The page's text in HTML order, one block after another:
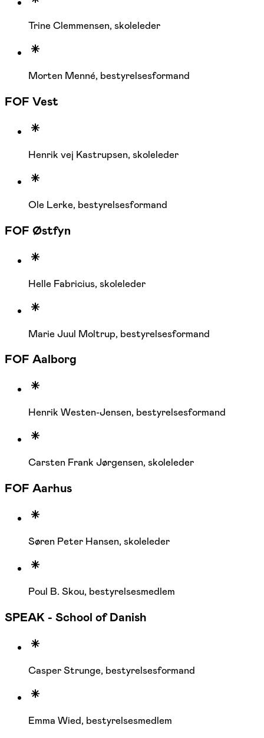
Trine Clemmensen, skoleleder
Morten Menné, bestyrelsesformand
FOF Vest
Henrik vej Kastrupsen, skoleleder
Ole Lerke, bestyrelsesformand
FOF Østfyn
Helle Fabricius, skoleleder
Marie Juul Moltrup, bestyrelsesformand
FOF Aalborg
Henrik Westen-Jensen, bestyrelsesformand
Carsten Frank Jørgensen, skoleleder
FOF Aarhus
Søren Peter Hansen, skoleleder
Poul B. Skou, bestyrelsesmedlem
SPEAK - School of Danish
Casper Strunge, bestyrelsesformand
Emma Wied, bestyrelsesmedlem